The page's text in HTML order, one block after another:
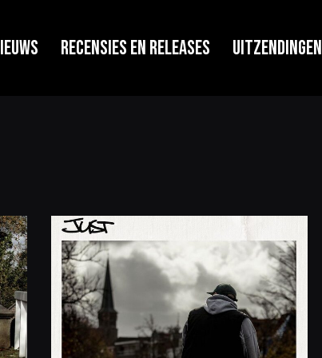
Recensies en releases Uitzendingen